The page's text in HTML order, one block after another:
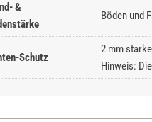
&
Böden und
Schutz
2 mm
Hinweis: